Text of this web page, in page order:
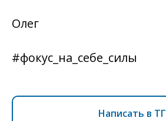
Олег
#фокус_на_себе_силы
Написать в ТГ